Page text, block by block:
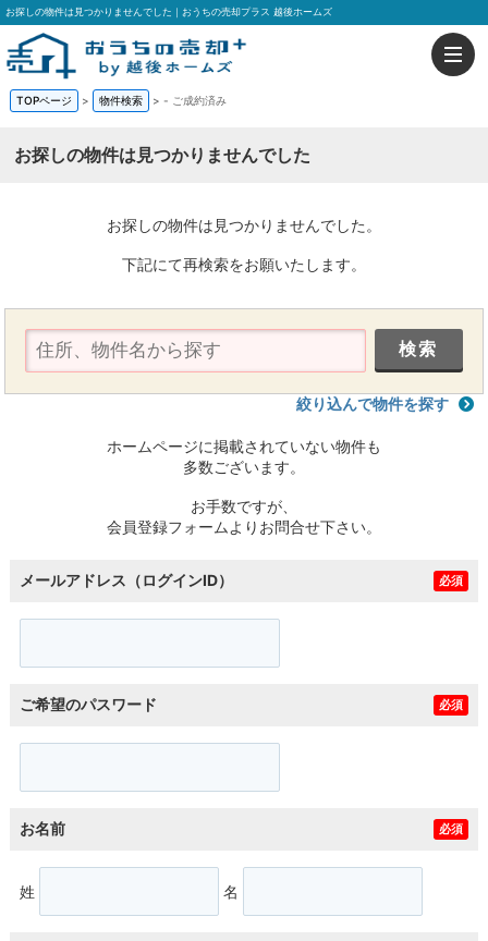
お探しの物件は見つかりませんでした｜おうちの売却プラス 越後ホームズ
TOPページ > 物件検索 > - ご成約済み
お探しの物件は見つかりませんでした
お探しの物件は見つかりませんでした。
下記にて再検索をお願いたします。
絞り込んで物件を探す
ホームページに掲載されていない物件も
多数ございます。
お手数ですが、
会員登録フォームよりお問合せ下さい。
メールアドレス（ログインID） 必須
ご希望のパスワード 必須
お名前 必須
姓 名